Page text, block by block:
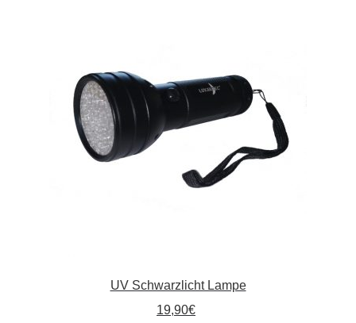
Absperrpfosten
Arbeitskleidung
UV Schwarzlicht Lampe
19,90€